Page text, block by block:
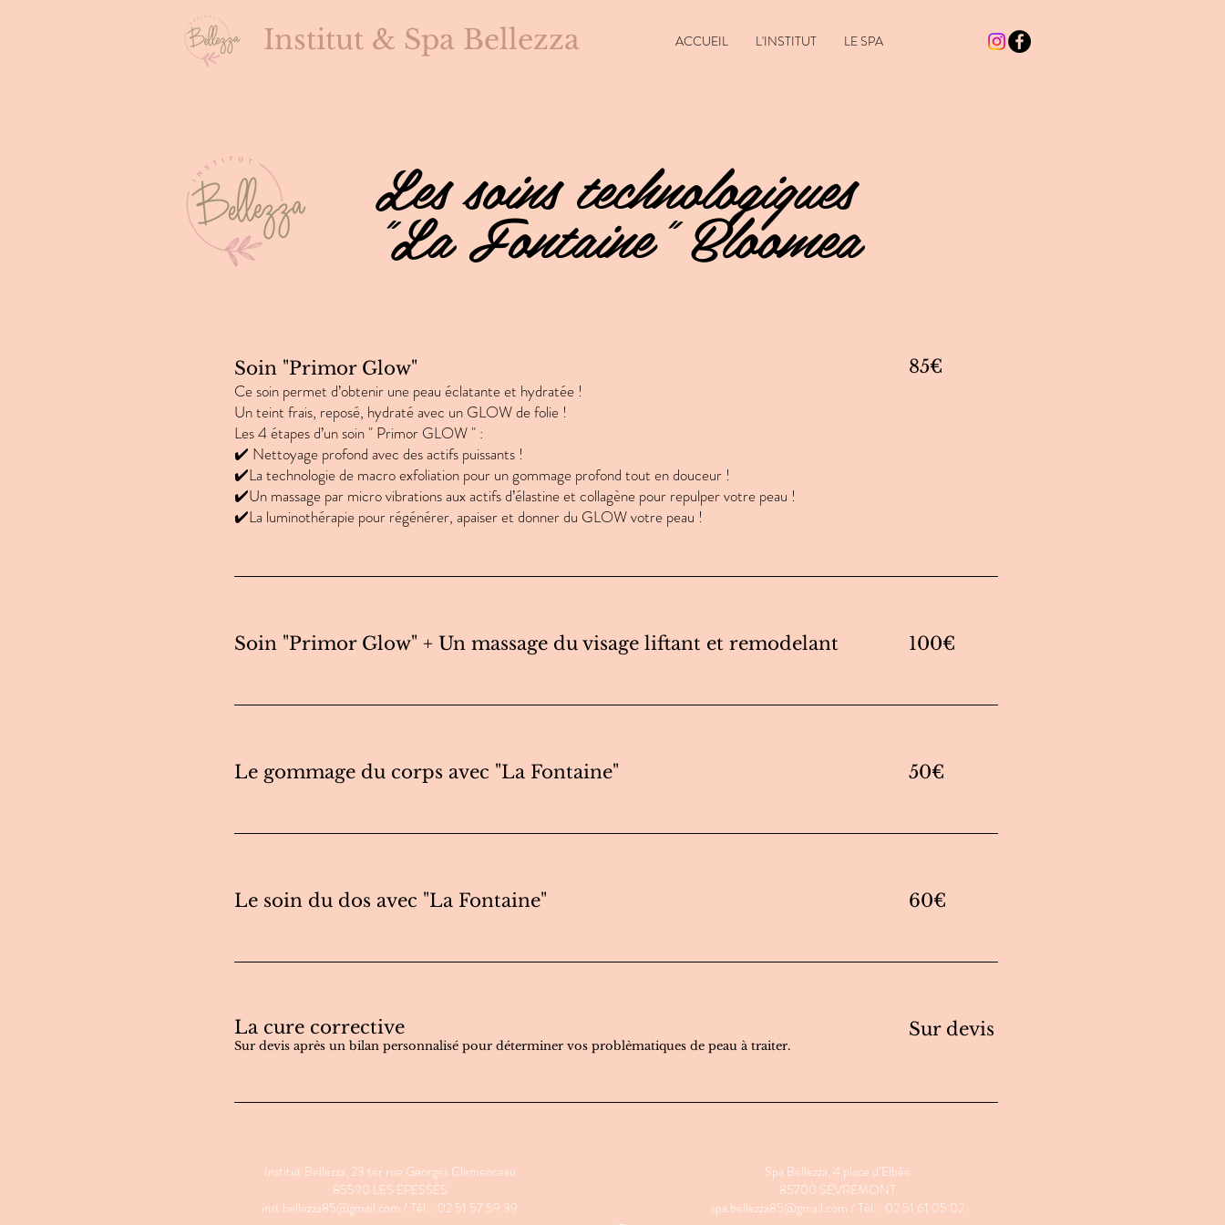
Institut & Spa Bellezza ACCUEIL L'INSTITUT LE SPA
Les soins technologiques
"La Fontaine" Bloomea
Soin "Primor Glow"
Ce soin permet d’obtenir une peau éclatante et hydratée !
Un teint frais, reposé, hydraté avec un GLOW de folie !
Les 4 étapes d’un soin " Primor GLOW " :
✔️ Nettoyage profond avec des actifs puissants !
✔️La technologie de macro exfoliation pour un gommage profond tout en douceur !
✔️Un massage par micro vibrations aux actifs d’élastine et collagène pour repulper votre peau !
✔️La luminothérapie pour régénérer, apaiser et donner du GLOW votre peau !
85€
Soin "Primor Glow" + Un massage du visage liftant et remodelant 100€
Le gommage du corps avec "La Fontaine" 50€
Le soin du dos avec "La Fontaine" 60€
La cure corrective
Sur devis après un bilan personnalisé pour déterminer vos problèmatiques de peau à traiter.
Sur devis
Institut Bellezza, 23 ter rue Georges Clemenceau
85590 LES EPESSES
inst.bellezza85@gmail.com / Tél. : 02 51 57 59 39
Spa Bellezza, 4 place d’Elbée
85700 SÈVREMONT
spa.bellezza85@gmail.com / Tél. : 02 51 61 05 02